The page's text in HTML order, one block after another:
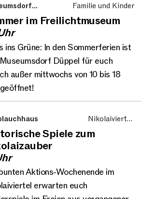
Familie und Kinder
im Freilichtmuseum
ins Grüne: In den Sommerferien ist
Düppel für euch
außer mittwochs von 10 bis 18
Nikolaiviertel,
Familie und Kinder
Spiele zum
Aktions-Wochenende im
erwarten euch